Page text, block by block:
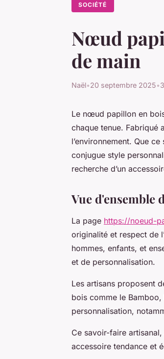
SOCIÉTÉ
Nœud
de main
Naël•20 septembre 2025•
Le nœud papillon en
chaque tenue. Fabriqué
l’environnement. Que
conjugue style
recherche d’un
Vue d'ensemble
La page https://noeud-
originalité et respect de
hommes, enfants, et
et de personnalisation.
Les artisans proposent
bois comme le
personnalisation,
Ce savoir-faire
accessoire tendance et